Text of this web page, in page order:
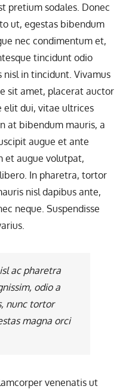
pretium sodales. Donec
ut, egestas bibendum
nec condimentum et,
tincidunt odio
nisl in tincidunt. Vivamus
sit amet, placerat auctor
elit dui, vitae ultrices
at bibendum mauris, a
augue et ante
et augue volutpat,
In pharetra, tortor
nisl dapibus ante,
neque. Suspendisse
ac pharetra
odio a
nunc tortor
magna orci
venenatis ut